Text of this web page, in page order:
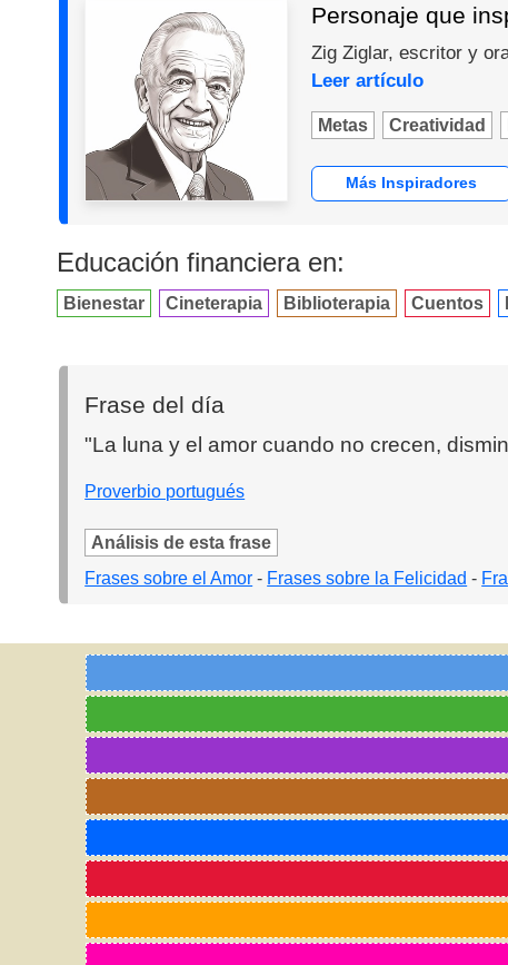
Personaje que
Zig Ziglar, escritor y
Leer artículo
Metas Creatividad
Más Inspiradores
Educación financiera en:
Bienestar Cineterapia Biblioterapia Cuentos
Frase del día
"La luna y el amor cuando no crecen,
Proverbio portugués
Análisis de esta frase
Frases sobre el Amor - Frases sobre la Felicidad -